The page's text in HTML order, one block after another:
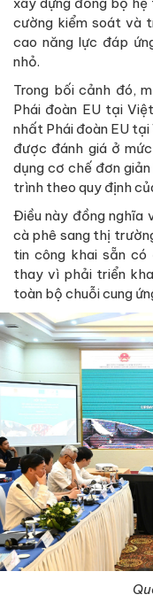
cường kiểm soát và
cao năng lực đáp
nhỏ.
Trong bối cảnh đó,
Phái đoàn EU tại
nhất Phái đoàn EU
được đánh giá ở
dụng cơ chế đơn
trình theo quy định
Điều này đồng nghĩa
cà phê sang thị
tin công khai sẵn
thay vì phải triển
toàn bộ chuỗi cung